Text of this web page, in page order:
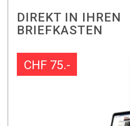
DIREKT IN IHREN
BRIEFKASTEN
CHF 75.-